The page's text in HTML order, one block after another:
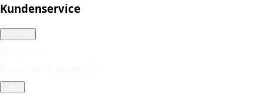
Kundenservice